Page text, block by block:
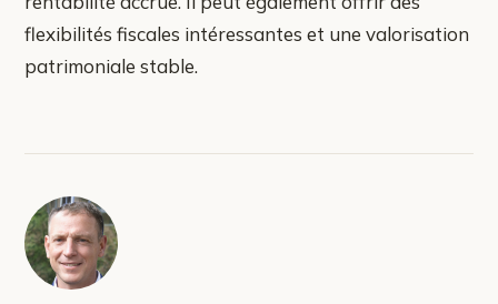
flexibilités fiscales intéressantes et une valorisation
patrimoniale stable.